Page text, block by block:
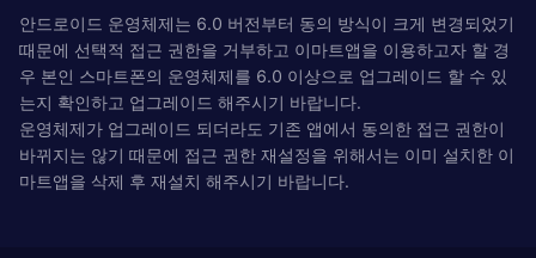
안드로이드 운영체제는 6.0 버전부터 동의 방식이 크게 변경되었기
때문에 선택적 접근 권한을 거부하고 이마트앱을 이용하고자 할 경
우 본인 스마트폰의 운영체제를 6.0 이상으로 업그레이드 할 수 있
는지 확인하고 업그레이드 해주시기 바랍니다.
운영체제가 업그레이드 되더라도 기존 앱에서 동의한 접근 권한이
바뀌지는 않기 때문에 접근 권한 재설정을 위해서는 이미 설치한 이
마트앱을 삭제 후 재설치 해주시기 바랍니다.